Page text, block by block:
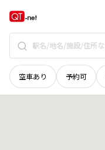
空車あり 予約可
岡山県